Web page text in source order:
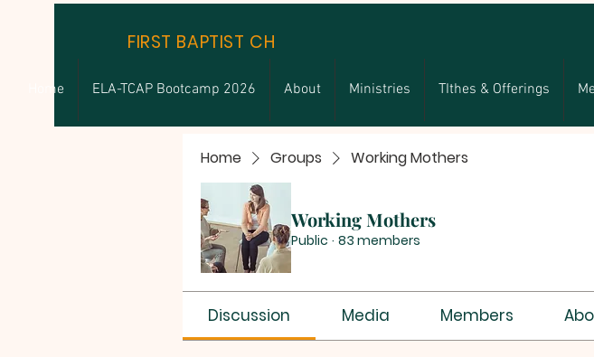
FIRST BAPTIST CHURCH
Home ELA-TCAP Bootcamp 2026 About Ministries TIthes & Offerings
Home Groups Working Mothers
Working Mothers
Public · 83 members
Discussion Media Members